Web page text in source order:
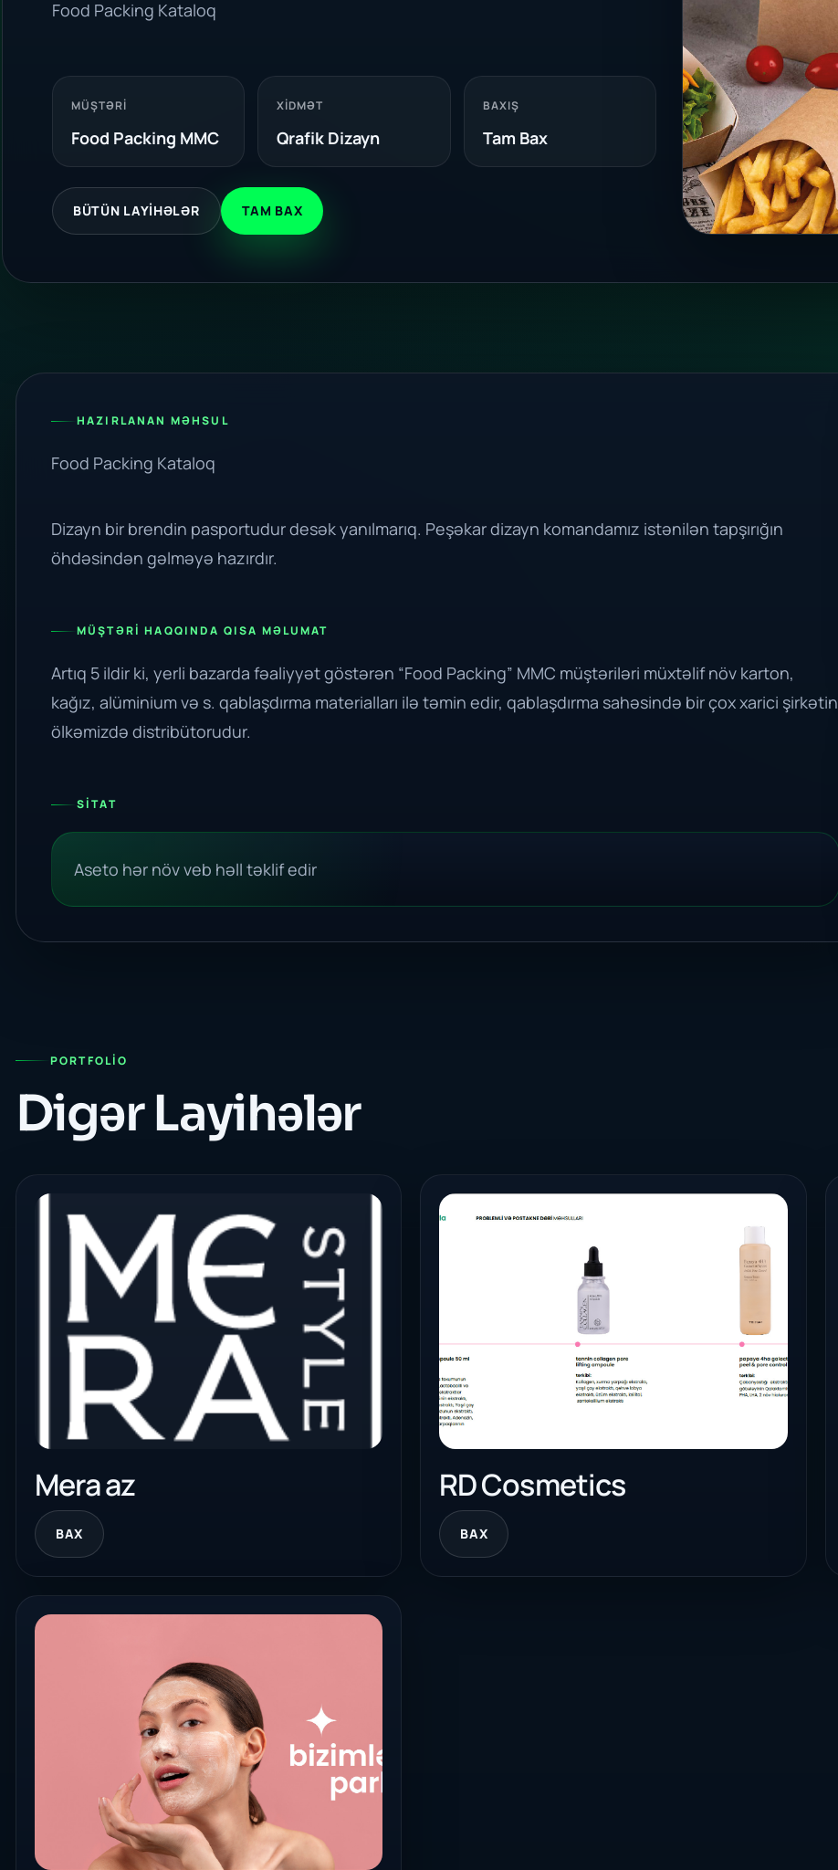
Food Packing Kataloq
MÜŞTƏRI
Food Packing MMC
XIDMƏT
Qrafik Dizayn
BAXIŞ
Tam Bax
BÜTÜN LAYIHƏLƏR TAM BAX
HAZIRLANAN MƏHSUL
Food Packing Kataloq
Dizayn bir brendin pasportudur desək yanılmarıq. Peşəkar dizayn komandamız istənilən tapşırığın
öhdəsindən gəlməyə hazırdır.
MÜŞTƏRI HAQQINDA QISA MƏLUMAT
Artıq 5 ildir ki, yerli bazarda fəaliyyət göstərən “Food Packing” MMC müştəriləri müxtəlif növ karton,
kağız, alüminium və s. qablaşdırma materialları ilə təmin edir, qablaşdırma sahəsində bir çox xarici şirkətin
ölkəmizdə distribütorudur.
SITAT
Aseto hər növ veb həll təklif edir
PORTFOLIO
Digər Layihələr
Mera az
BAX
RD Cosmetics
BAX